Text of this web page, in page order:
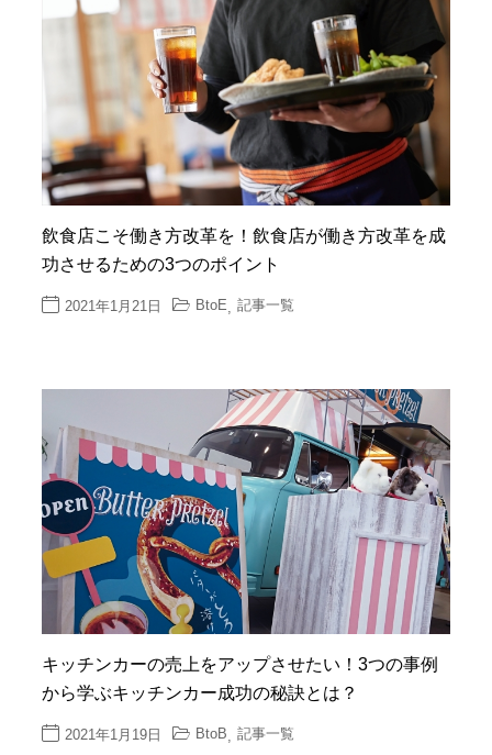
飲食店こそ働き方改革を！飲食店が働き方改革を成
功させるための3つのポイント
2021年1月21日 BtoE, 記事一覧
キッチンカーの売上をアップさせたい！3つの事例
から学ぶキッチンカー成功の秘訣とは？
2021年1月19日 BtoB, 記事一覧